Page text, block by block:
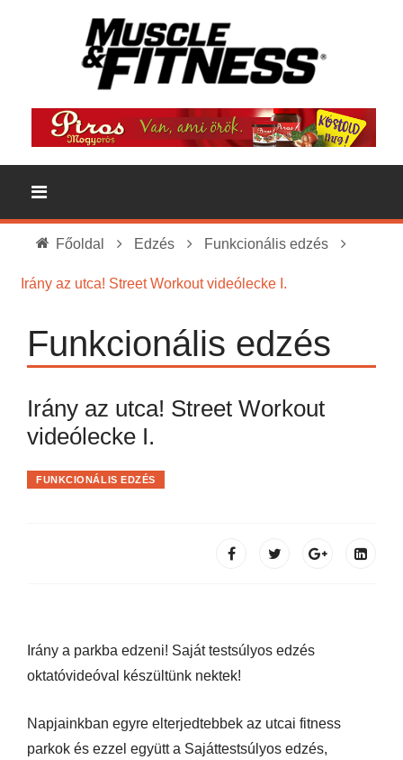
Főoldal Edzés Funkcionális edzés
Irány az utca! Street Workout videólecke I.
Funkcionális edzés
Irány az utca! Street Workout
videólecke I.
FUNKCIONÁLIS EDZÉS
Irány a parkba edzeni! Saját testsúlyos edzés
oktatóvideóval készültünk nektek!
Napjainkban egyre elterjedtebbek az utcai fitness
parkok és ezzel együtt a Sajáttestsúlyos edzés,